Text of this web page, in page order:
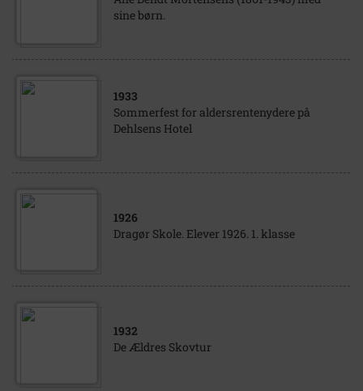
sine børn.
1933
Sommerfest for aldersrentenydere på
Dehlsens Hotel
1926
Dragør Skole. Elever 1926. 1. klasse
1932
De Ældres Skovtur